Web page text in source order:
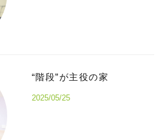
“階段”が主役の家
2025/05/25